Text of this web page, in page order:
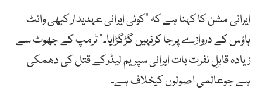
ایرانی مشن کا کہنا ہے کہ “کوئی ایرانی عہدیدار کبھی وائٹ
ہاؤس کے دروازے پرجا کرنہیں گڑگڑایا۔” ٹرمپ کے جھوٹ سے
زیادہ قابلِ نفرت بات ایرانی سپریم لیڈرکے قتل کی دھمکی
ہے جوعالمی اصولوں کیخلاف ہے۔